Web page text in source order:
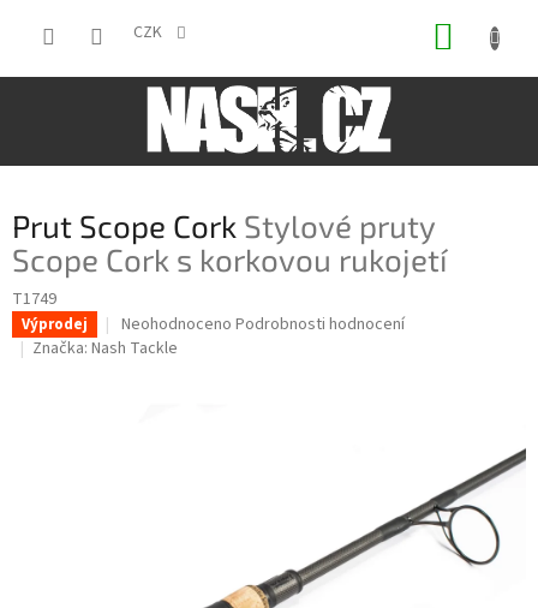
CZK
Prut Scope Cork Stylové pruty
Scope Cork s korkovou rukojetí
T1749
Výprodej
Průměrné
hodnocení
Neohodnoceno Podrobnosti hodnocení
Značka: Nash Tackle